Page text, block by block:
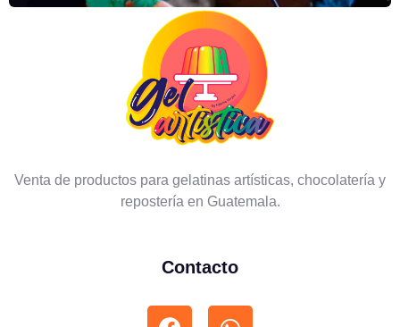
Venta de productos para gelatinas artísticas, chocolatería y
repostería en Guatemala.
Contacto